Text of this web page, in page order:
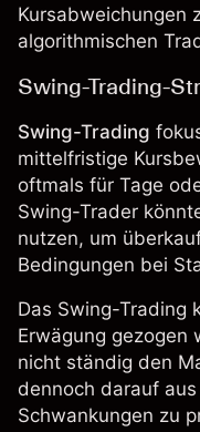
Kursabweichungen
algorithmischen
Swing-Trading-
Swing-Trading
mittelfristige
oftmals für Tage
Swing-Trader
nutzen, um
Bedingungen bei
Das Swing-Trading
Erwägung gezogen
nicht ständig den
dennoch darauf
Schwankungen zu